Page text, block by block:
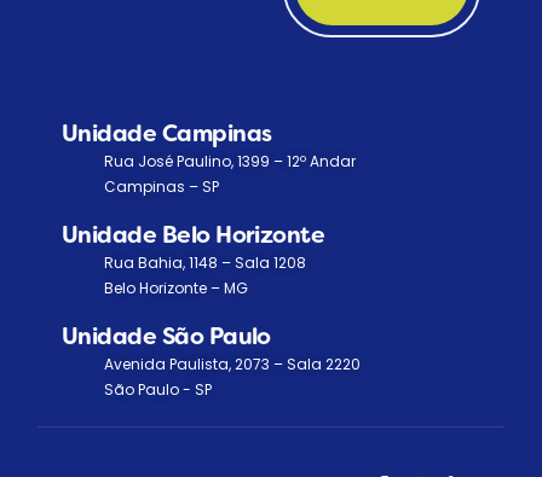
Unidade Campinas
Rua José Paulino, 1399 – 12º Andar
Campinas – SP
Unidade Belo Horizonte
Rua Bahia, 1148 – Sala 1208
Belo Horizonte – MG
Unidade São Paulo
Avenida Paulista, 2073 – Sala 2220
São Paulo - SP